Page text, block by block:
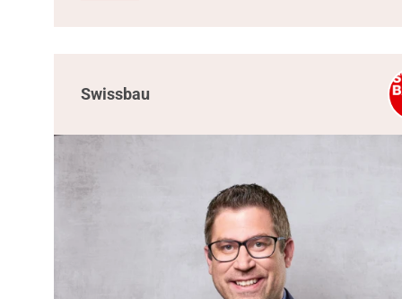
Swissbau